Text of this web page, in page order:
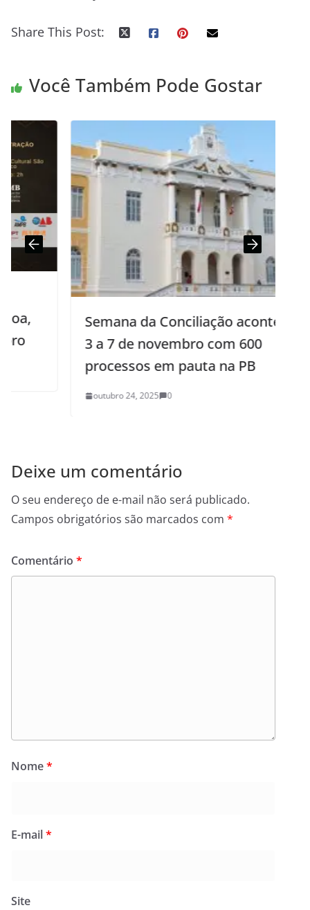
Share This Post:
Você Também Pode Gostar
Semana da Conciliação acontece de
3 a 7 de novembro com 600
processos em pauta na PB
outubro 24, 2025 0
Deixe um comentário
O seu endereço de e-mail não será publicado.
Campos obrigatórios são marcados com *
Comentário *
Nome*
E-mail*
Site